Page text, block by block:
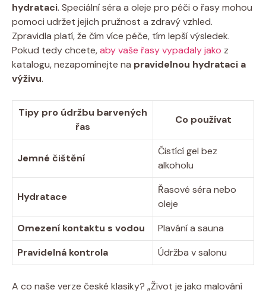
hydrataci. Speciální séra a oleje pro péči o řasy mohou
pomoci udržet jejich pružnost a zdravý vzhled.
Zpravidla platí, že čím více péče, tím lepší výsledek.
Pokud tedy chcete,aby vaše řasy vypadaly jako z
katalogu, nezapomínejte na pravidelnou hydrataci a
výživu.
Tipy pro údržbu barvených
řas
Co používat
Jemné čištění
Čistící gel bez
alkoholu
Hydratace
Řasové séra nebo
oleje
Omezení kontaktu s vodou
Plavání a sauna
Pravidelná kontrola
Údržba v salonu
A co naše verze české klasiky? „Život je jako malování